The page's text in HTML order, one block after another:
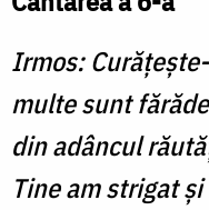
Irmos:
multe sunt
din adâncul
Tine am strigat